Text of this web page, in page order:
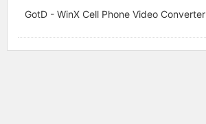
GotD - WinX Cell Phone Video Converter